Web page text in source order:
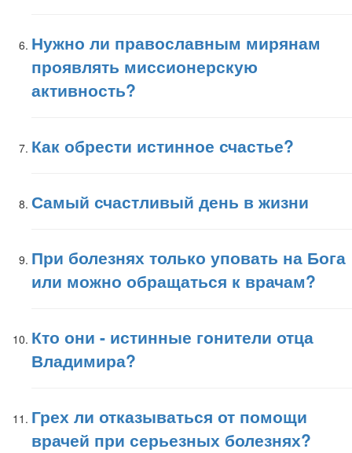
Нужно ли православным мирянам
проявлять миссионерскую
активность?
Как обрести истинное счастье?
Самый счастливый день в жизни
При болезнях только уповать на Бога
или можно обращаться к врачам?
Кто они - истинные гонители отца
Владимира?
Грех ли отказываться от помощи
врачей при серьезных болезнях?